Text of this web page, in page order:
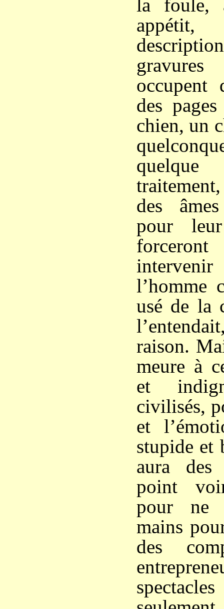
la foule,
occupent
des
chien, un
des
pour
l’homme
usé de la
raison.
meure à
et
civilisés,
et
stupide et
aura
point
pour ne
mains
des